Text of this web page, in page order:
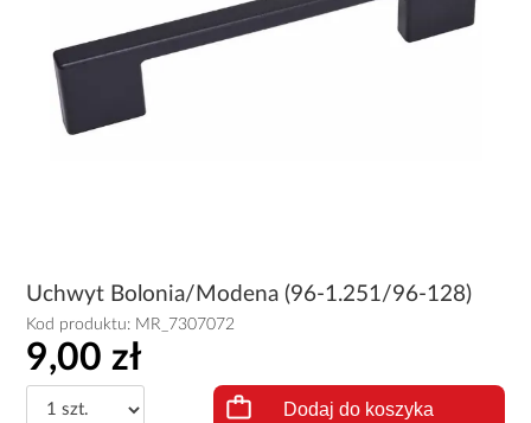
Uchwyt Bolonia/Modena (96-1.251/96-128)
Kod produktu: MR_7307072
9,00 zł
Dodaj do koszyka